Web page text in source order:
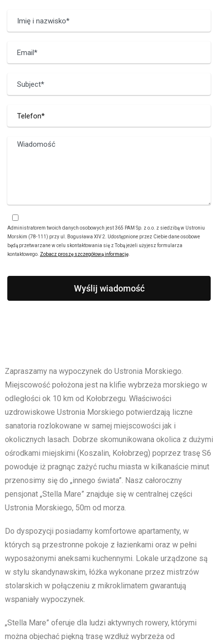
Administratorem twoich danych osobowych jest 365 PAM Sp. z o.o. z siedzibą w Ustroniu
Morskim (78-111) przy ul. Bogusława XIV 2. Udostępnione przez Ciebie dane osobowe
będą przetwarzane w celu skontaktowania się z Tobą jeżeli użyjesz formularza
kontaktowego. Zobacz proszę szczegółową informację.
Zapraszamy na wypoczynek do Ustronia Morskiego.
Miejscowość położona jest na klifie wybrzeża morskiego w
odległości ok 10 km od Kołobrzegu. Właściwości
uzdrowiskowe Ustronia Morskiego potwierdzają liczne
sanatoria rozlokowane w samej miejscowości jak i
okolicznych lasach. Dobrze skomunikowana okolica z dużymi
ośrodkami miejskimi (Koszalin, Kołobrzeg) poprzez trasę S6
powoduje iż pragnąc zażyć ruchu miasta w kilkanaście minut
przenosimy się do „innego świata”. Nasz całoroczny
pensjonat „Stella Mare” znajduje się w centralnej części
Ustronia Morskiego, 50m od morza.
Do dyspozycji posiadamy komfortowe apartamenty, w
których są przestronne pokoje z łazienkami oraz w pełni
wyposażonymi aneksami kuchennymi. Lokale urządzone są
w stylu skandynawskim, łóżka wykonane przez mistrzów
stolarskich w połączeniu z mikroklimatem gwarantują
wspaniały wypoczynek.
„Stella Mare” oferuje dla ludzi aktywnych rowery, którymi
można objechać piękną trasę wzdłuż wybrzeża od